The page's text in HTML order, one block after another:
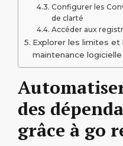
Configurer les
de clarté
Accéder aux
Explorer les limites et
maintenance
des
grâce à go